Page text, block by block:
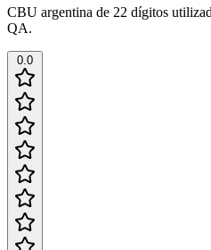
CBU argentina de 22 dígitos
QA.
0.0